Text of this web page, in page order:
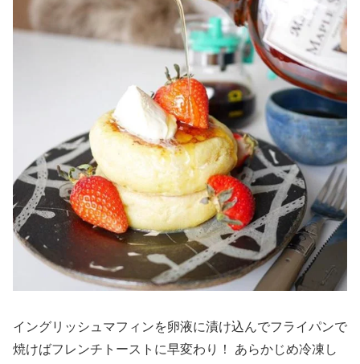
イングリッシュマフィンを卵液に漬け込んでフライパンで
焼けばフレンチトーストに早変わり！ あらかじめ冷凍し